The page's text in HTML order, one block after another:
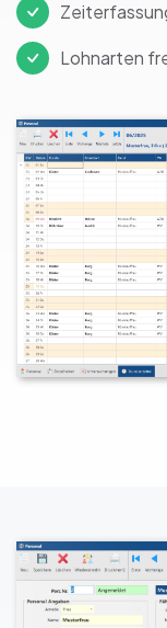
Lohnarten